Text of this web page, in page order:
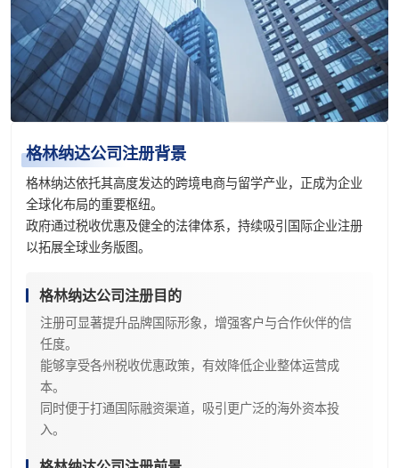
格林纳达公司注册背景
格林纳达依托其高度发达的跨境电商与留学产业，正成为企业
全球化布局的重要枢纽。
政府通过税收优惠及健全的法律体系，持续吸引国际企业注册
以拓展全球业务版图。
格林纳达公司注册目的
注册可显著提升品牌国际形象，增强客户与合作伙伴的信
任度。
能够享受各州税收优惠政策，有效降低企业整体运营成
本。
同时便于打通国际融资渠道，吸引更广泛的海外资本投
入。